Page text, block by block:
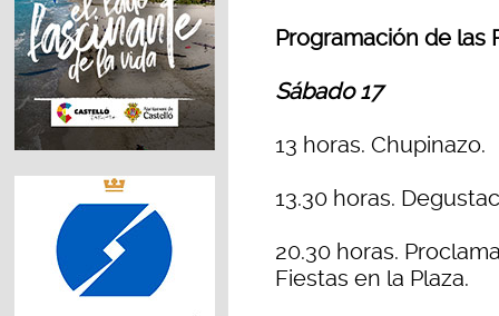
Programación de las
Sábado 17
13 horas. Chupinazo.
13.30 horas.
20.30 horas.
Fiestas en la Plaza.